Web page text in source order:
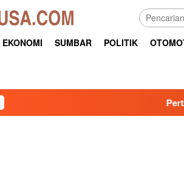
EKONOMI SUMBAR POLITIK
Pertamina Patra